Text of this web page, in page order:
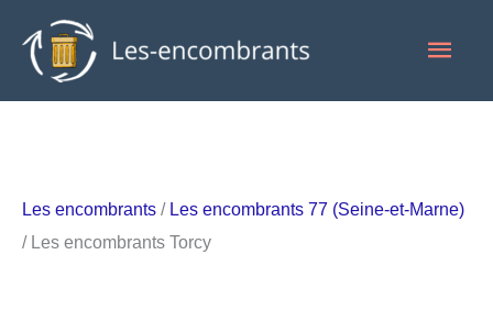
contenu
Les encombrants / Les encombrants 77 (Seine-et-Marne)
/ Les encombrants Torcy